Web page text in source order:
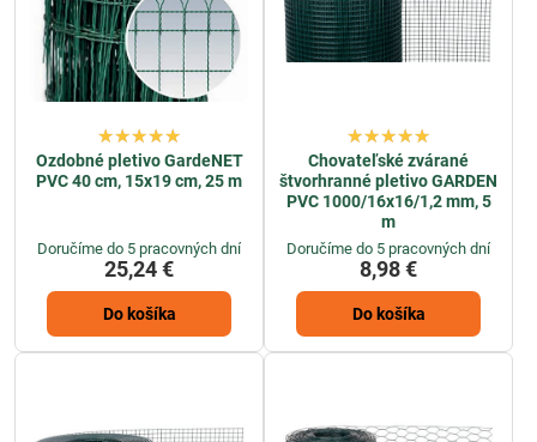
Ozdobné pletivo GardeNET
PVC 40 cm, 15x19 cm, 25 m
Doručíme do 5 pracovných dní
25,24 €
Do košíka
Chovateľské zvárané
štvorhranné pletivo GARDEN
PVC 1000/16x16/1,2 mm, 5
m
Doručíme do 5 pracovných dní
8,98 €
Do košíka